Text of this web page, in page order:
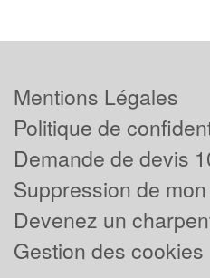
Mentions Légales
Politique de
Demande de devis
Suppression de
Devenez un
Gestion des cookies